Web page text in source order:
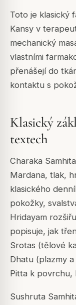
Toto je klasický
Kansy v
mechanický
vlastními
přenášejí do
kontaktu s
Klasický
textech
Charaka
Mardana, tlak,
klasického
pokožky,
Hridayam
popisuje, jak
Srotas (tělové
Dhatu (plazmy
Pitta k povrchu,
Sushruta